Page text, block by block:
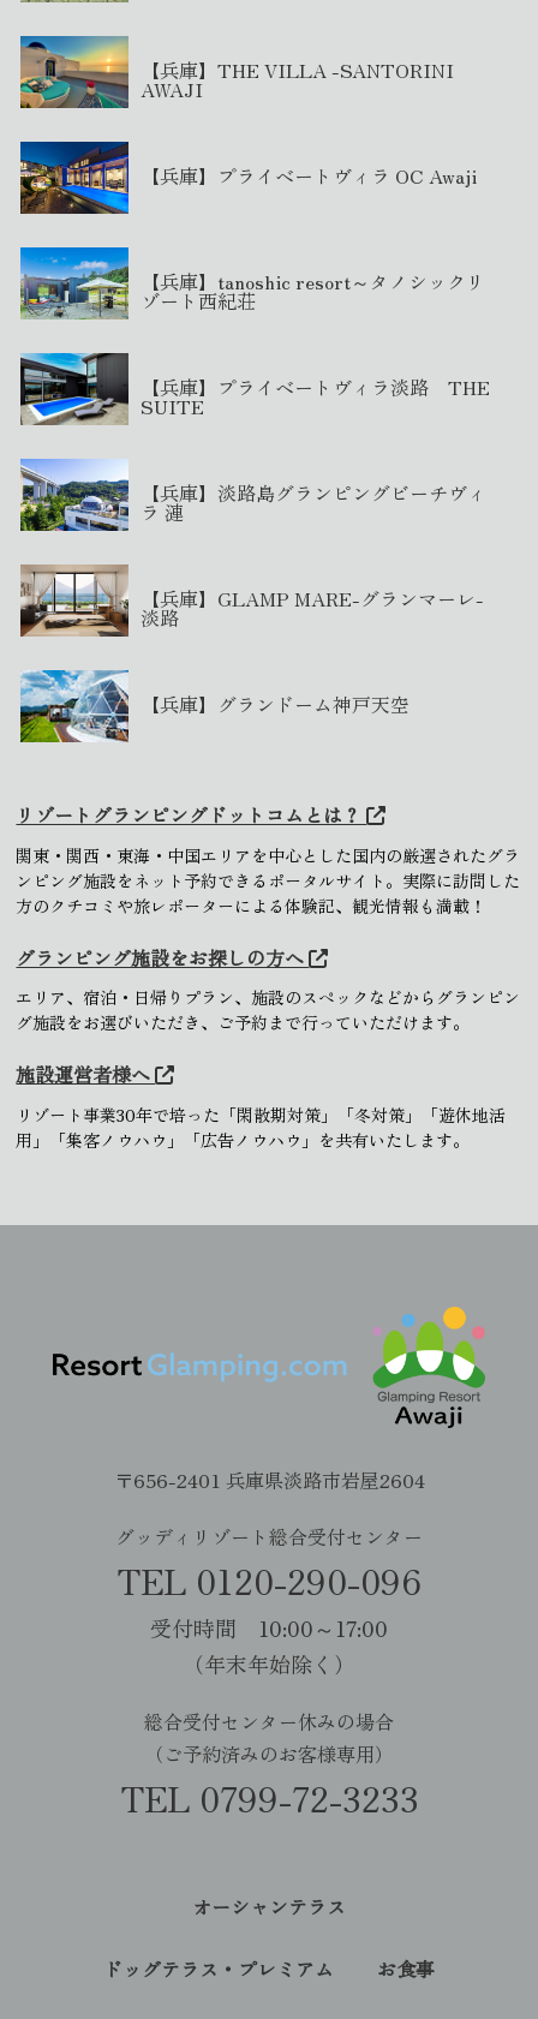
【兵庫】THE VILLA -SANTORINI
AWAJI
【兵庫】プライベートヴィラ OC Awaji
【兵庫】tanoshic resort～タノシックリ
ゾート西紀荘
【兵庫】プライベートヴィラ淡路 THE
SUITE
【兵庫】淡路島グランピングビーチヴィ
ラ 漣
【兵庫】GLAMP MARE-グランマーレ-
淡路
【兵庫】グランドーム神戸天空
リゾートグランピングドットコムとは？
関東・関西・東海・中国エリアを中心とした国内の厳選されたグラ
ンピング施設をネット予約できるポータルサイト。実際に訪問した
方のクチコミや旅レポーターによる体験記、観光情報も満載！
グランピング施設をお探しの方へ
エリア、宿泊・日帰りプラン、施設のスペックなどからグランピン
グ施設をお選びいただき、ご予約まで行っていただけます。
施設運営者様へ
リゾート事業30年で培った「閑散期対策」「冬対策」「遊休地活
用」「集客ノウハウ」「広告ノウハウ」を共有いたします。
〒656-2401 兵庫県淡路市岩屋2604
グッディリゾート総合受付センター
TEL 0120-290-096
受付時間 10:00～17:00
（年末年始除く）
総合受付センター休みの場合
（ご予約済みのお客様専用）
TEL 0799-72-3233
オーシャンテラス
ドッグテラス・プレミアム お食事